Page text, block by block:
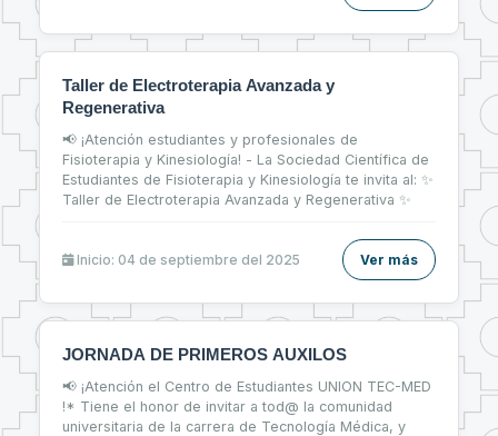
Taller de Electroterapia Avanzada y
Regenerativa
📢 ¡Atención estudiantes y profesionales de
Fisioterapia y Kinesiología! - La Sociedad Científica de
Estudiantes de Fisioterapia y Kinesiología te invita al: ✨
Taller de Electroterapia Avanzada y Regenerativa ✨
Inicio: 04 de septiembre del 2025 Ver más
JORNADA DE PRIMEROS AUXILOS
📢 ¡Atención el Centro de Estudiantes UNION TEC-MED
!* Tiene el honor de invitar a tod@ la comunidad
universitaria de la carrera de Tecnología Médica, y